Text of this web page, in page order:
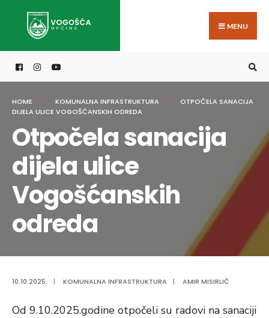
MENU
HOME KOMUNALNA INFRASTRUKTURA
OTPOČELA SANACIJA
DIJELA ULICE VOGOŠĆANSKIH ODREDA
Otpočela sanacija
dijela ulice
Vogošćanskih
odreda
10.10.2025. | KOMUNALNA INFRASTRUKTURA | AMIR MISIRLIĆ
Od 9.10.2025.godine otpočeli su radovi na sanaciji
for: